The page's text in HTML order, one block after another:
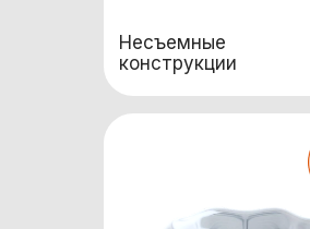
Несъемные
конструкции